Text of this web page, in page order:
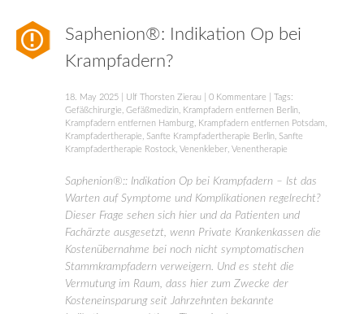
Saphenion®: Indikation Op bei
Krampfadern?
18. May 2025 Ulf Thorsten Zierau 0 Kommentare | Tags:
Gefäßchirurgie, Gefäßmedizin, Krampfadern entfernen Berlin,
Krampfadern entfernen Hamburg, Krampfadern entfernen Potsdam,
Krampfadertherapie, Sanfte Krampfadertherapie Berlin, Sanfte
Krampfadertherapie Rostock, Venenkleber, Venentherapie
Saphenion®:: Indikation Op bei Krampfadern – Ist das
Warten auf Symptome und Komplikationen regelrecht?
Dieser Frage sehen sich hier und da Patienten und
Fachärzte ausgesetzt, wenn Private Krankenkassen die
Kostenübernahme bei noch nicht symptomatischen
Stammkrampfadern verweigern. Und es steht die
Vermutung im Raum, dass hier zum Zwecke der
Kosteneinsparung seit Jahrzehnten bekannte